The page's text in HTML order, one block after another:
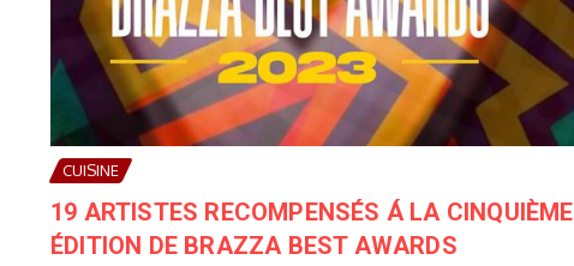
CUISINE
19 ARTISTES RECOMPENSÉS Á LA CINQUIÈME
ÉDITION DE BRAZZA BEST AWARDS